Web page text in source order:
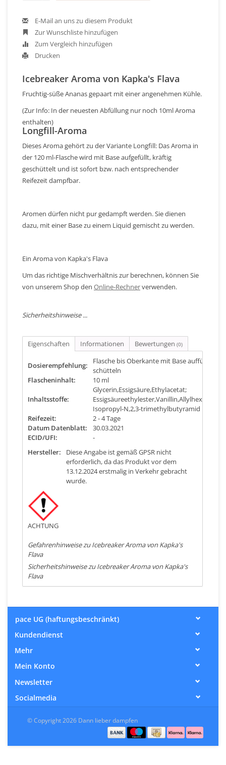
E-Mail an uns zu diesem Produkt
Zur Wunschliste hinzufügen
Zum Vergleich hinzufügen
Drucken
Icebreaker Aroma von Kapka's Flava
Fruchtig-süße Ananas gepaart mit einer angenehmen Kühle.
(Zur Info: In der neuesten Abfüllung nur noch 10ml Aroma
enthalten)
Longfill-Aroma
Dieses Aroma gehört zu der Variante Longfill: Das Aroma in
der 120 ml-Flasche wird mit Base aufgefüllt, kräftig
geschüttelt und ist sofort bzw. nach entsprechender
Reifezeit dampfbar.
Aromen dürfen nicht pur gedampft werden. Sie dienen
dazu, mit einer Base zu einem Liquid gemischt zu werden.
Ein Aroma von Kapka's Flava
Um das richtige Mischverhältnis zur berechnen, können Sie
von unserem Shop den Online-Rechnerverwenden.
Sicherheitshinweise ...
Eigenschaften Informationen Bewertungen (0)
Dosierempfehlung:
Flasche bis Oberkante mit Base auffüllen
schütteln
Flascheninhalt:
10 ml
Inhaltsstoffe:
Glycerin,Essigsäure,Ethylacetat;
Isopropyl-N,2,3-trimethylbutyramid
Reifezeit:
2 - 4 Tage
Datum Datenblatt:
30.03.2021
ECID/UFI:
-
Hersteller:
Diese Angabe ist gemäß GPSR nicht
erforderlich, da das Produkt vor dem
13.12.2024 erstmalig in Verkehr gebracht
wurde.
ACHTUNG
Gefahrenhinweise zu Icebreaker Aroma von Kapka's
Flava
Sicherheitshinweise zu Icebreaker Aroma von Kapka's
Flava
pace UG (haftungsbeschränkt)
Kundendienst
Mehr
Mein Konto
Newsletter
Socialmedia
© Copyright 2026 Dann lieber dampfen